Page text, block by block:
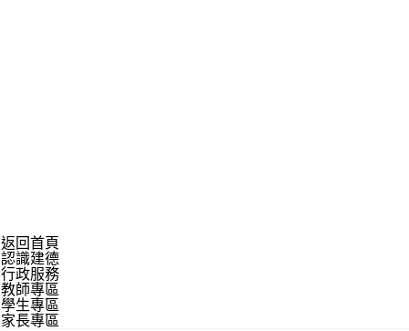
返回首頁
認識建德
行政服務
教師專區
學生專區
家長專區